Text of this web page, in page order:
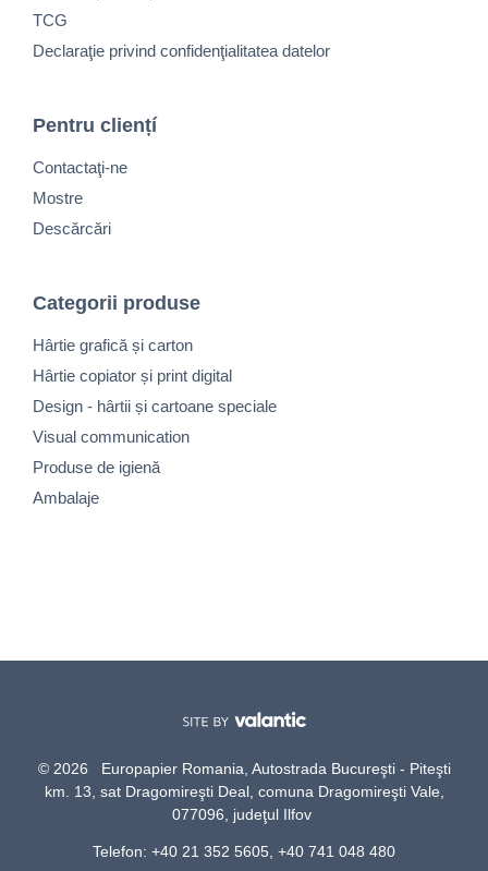
TCG
Declaraţie privind confidenţialitatea datelor
Pentru cliențí
Contactaţi-ne
Mostre
Descărcări
Categorii produse
Hârtie grafică și carton
Hârtie copiator și print digital
Design - hârtii și cartoane speciale
Visual communication
Produse de igienă
Ambalaje
© 2026 Europapier Romania, Autostrada Bucureşti - Piteşti
km. 13, sat Dragomireşti Deal, comuna Dragomireşti Vale,
077096, judeţul Ilfov
Telefon: +40 21 352 5605, +40 741 048 480